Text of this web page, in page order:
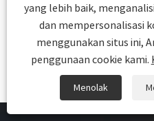
Baterai Isi Ulang Li-polimer 3,7 V
yang lebih baik,
dan mempersonalisasi
menggunakan situs ini,
penggunaan cookie kami.
Menolak